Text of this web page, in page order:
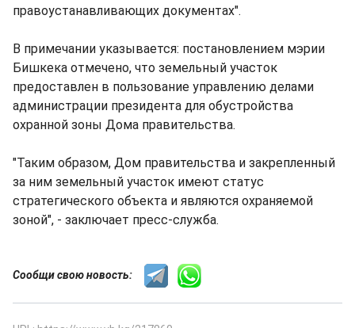
правоустанавливающих документах".
В примечании указывается: постановлением мэрии
Бишкека отмечено, что земельный участок
предоставлен в пользование управлению делами
администрации президента для обустройства
охранной зоны Дома правительства.
"Таким образом, Дом правительства и закрепленный
за ним земельный участок имеют статус
стратегического объекта и являются охраняемой
зоной", - заключает пресс-служба.
Сообщи свою новость: